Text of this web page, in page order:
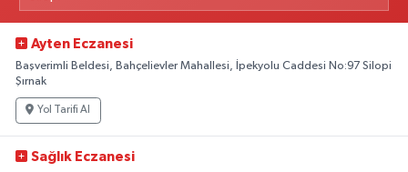
Ayten Eczanesi
Başverimli Beldesi, Bahçelievler Mahallesi, İpekyolu Caddesi No:97 Silopi
Şırnak
Yol Tarifi Al
Sağlık Eczanesi